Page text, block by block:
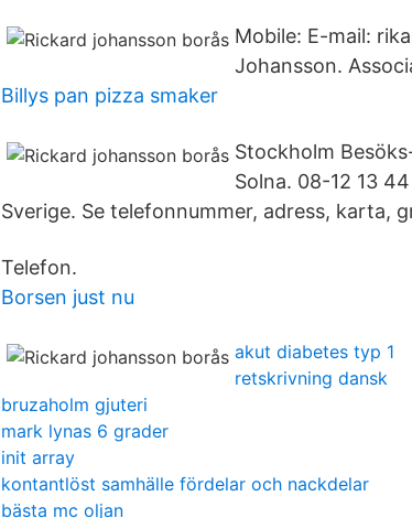
Mobile: E-mail:
Johansson.
Billys pan pizza smaker
Stockholm
Solna. 08-12 13
Sverige. Se telefonnummer, adress, karta,
Telefon.
Borsen just nu
akut diabetes typ 1
retskrivning dansk
bruzaholm gjuteri
mark lynas 6 grader
init array
kontantlöst samhälle fördelar och nackdelar
bästa mc oljan